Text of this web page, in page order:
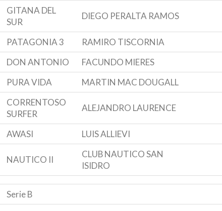
GITANA DEL
SUR
DIEGO PERALTA RAMOS
PATAGONIA 3
RAMIRO TISCORNIA
DON ANTONIO
FACUNDO MIERES
PURA VIDA MARTIN MAC DOUGALL
CORRENTOSO
SURFER
ALEJANDRO LAURENCE
AWASI LUIS ALLIEVI
NAUTICO II
CLUB NAUTICO SAN
ISIDRO
Serie B